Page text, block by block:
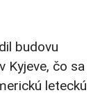
budovu
Kyjeve, čo sa
leteckú